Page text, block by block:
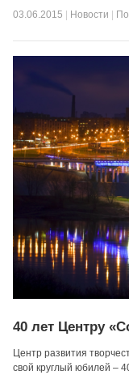
03.06.2015 Новости
40 лет Центру
Центр развития
свой круглый юбилей –